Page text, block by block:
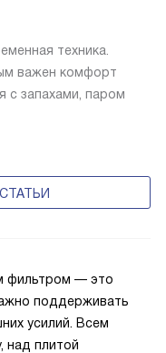
техника.
важен комфорт
с запахами, паром
фильтром — это
поддерживать
усилий. Всем
над плитой